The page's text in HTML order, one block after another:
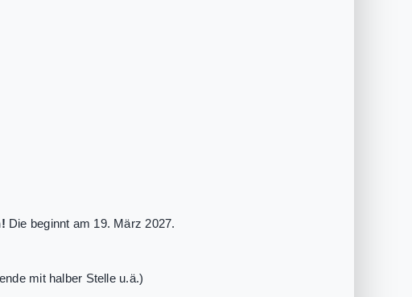
Die beginnt am 19. März 2027.
mit halber Stelle u.ä.)